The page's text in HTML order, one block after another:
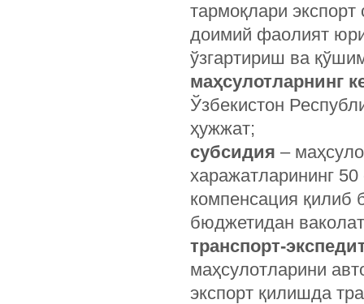
тармоқлари
доимий фаолият
ўзгартириш ва
маҳсулотларнинг
Ўзбекистон
ҳужжат;
субсидия –
харажатларининг 50
компенсация қилиб
бюджетидан
транспорт-
маҳсулотларини
экспорт қилишда